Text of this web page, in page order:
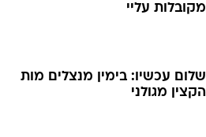
מקובלות עליי
שלום עכשיו: בימין מנצלים מות
הקצין מגולני